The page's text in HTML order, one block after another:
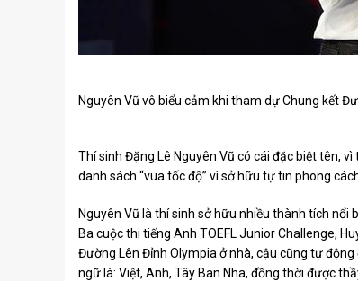
Nguyên Vũ vô biểu cảm khi tham dự Chung kết
Thí sinh Đặng Lê Nguyên Vũ có cái đặc biệt tên,
danh sách “vua tốc độ” vì sở hữu tự tin phong
Nguyên Vũ là thí sinh sở hữu nhiều thành tích
Ba cuộc thi tiếng Anh TOEFL Junior Challenge,
Đường Lên Đỉnh Olympia ở nhà, cậu cũng tự
ngữ là: Việt, Anh, Tây Ban Nha, đồng thời được